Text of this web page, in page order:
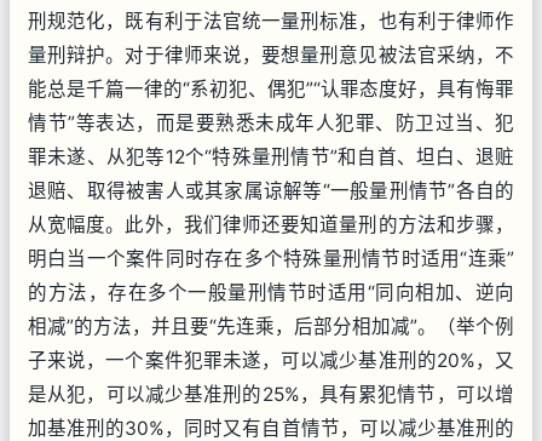
刑规范化，既有利于法官统一量刑标准，也有利于律师作
量刑辩护。对于律师来说，要想量刑意见被法官采纳，不
能总是千篇一律的“系初犯、偶犯”“认罪态度好，具有悔罪
情节”等表达，而是要熟悉未成年人犯罪、防卫过当、犯
罪未遂、从犯等12个“特殊量刑情节”和自首、坦白、退赃
退赔、取得被害人或其家属谅解等“一般量刑情节”各自的
从宽幅度。此外，我们律师还要知道量刑的方法和步骤，
明白当一个案件同时存在多个特殊量刑情节时适用“连乘”
的方法，存在多个一般量刑情节时适用“同向相加、逆向
相减”的方法，并且要“先连乘，后部分相加减”。（举个例
子来说，一个案件犯罪未遂，可以减少基准刑的20%，又
是从犯，可以减少基准刑的25%，具有累犯情节，可以增
加基准刑的30%，同时又有自首情节，可以减少基准刑的